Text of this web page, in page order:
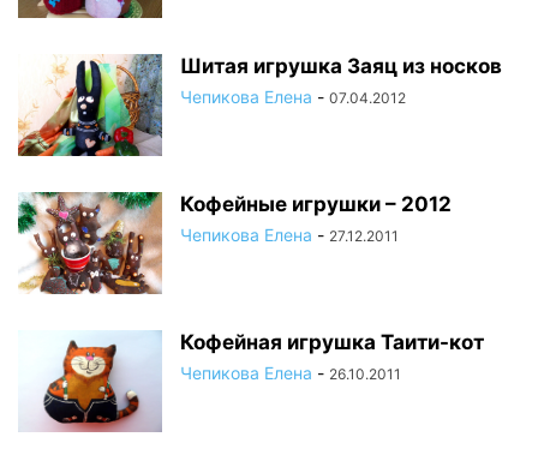
Шитая игрушка Заяц из носков
Чепикова Елена - 07.04.2012
Кофейные игрушки – 2012
Чепикова Елена - 27.12.2011
Кофейная игрушка Таити-кот
Чепикова Елена - 26.10.2011